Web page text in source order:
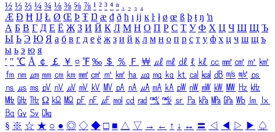
½ ⅓ ⅔ ¼ ¾ ⅛ ⅜ ⅝ ⅞ ¹ ² ³ ⁴ ⁿ ₁ ₂ ₃ ₄
Æ Ð Ħ Ĳ Ł Ø Œ Þ Ŧ Ŋ æ đ ð ħ ı ĳ ĸ ŀ ł ø œ ß þ ŧ ŋ ŉ
А Б В Г Д Е Ё Ж З И Й К Л М Н О П Р С Т У Ф Х Ц Ч Ш Щ Ъ
Ы Ь Э Ю Я а б в г д е ё ж з и й к л м н о п р с т у ф х ц ч ш щ ъ
ы ь э ю я
′ ″ ℃ Å ￠ ￡ ￥ ¤ ℉ ‰ ＄ ％ Ｆ ￦ ㎕ ㎖ ㎗ ℓ ㎘ ㏄ ㎣ ㎤ ㎥ ㎦
㎙ ㎚ ㎛ ㎜ ㎝ ㎞ ㎟ ㎠ ㎡ ㎢ ㏊ ㎍ ㎎ ㎏ ㏏ ㎈ ㎉ ㏈ ㎧ ㎨ ㎰
㎱ ㎲ ㎳ ㎴ ㎵ ㎶ ㎷ ㎸ ㎹ ㎀ ㎁ ㎂ ㎃ ㎄ ㎺ ㎻ ㎽ ㎾ ㎿ ㎐ ㎑
㎒ ㎓ ㎔ Ω ㏀ ㏁ ㎊ ㎋ ㎌ ㏖ ㏅ ㎭ ㎮ ㎯ ㏛ ㎩ ㎪ ㎫ ㎬ ㏝ ㏐
㏓
㏃ ㏉ ㏜ ㏆
§ ※ ☆ ★ ○ ● ◎ ◇ ◆ □ ■ △ ▽ → ← ↑ ↓ ↔ 〓 ◁ ◀ ▷ ▶ ♤